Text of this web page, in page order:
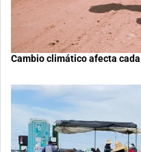
Cambio climático afecta